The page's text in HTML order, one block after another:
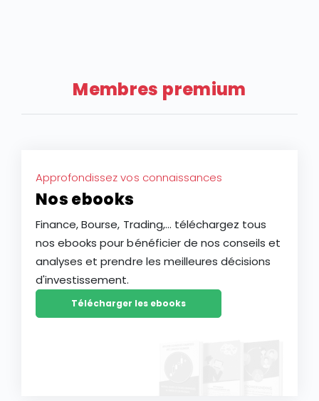
vous aider à mieux saisir les opportunités des
Membres premium
Approfondissez vos connaissances
Nos ebooks
Finance, Bourse, Trading,... téléchargez tous
nos ebooks pour bénéficier de nos conseils et
analyses et prendre les meilleures décisions
d'investissement.
Télécharger les ebooks